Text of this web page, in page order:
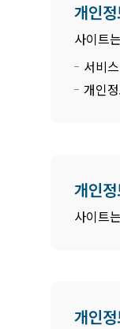
개인
사이트
서비
개인
개인
사이트
개인